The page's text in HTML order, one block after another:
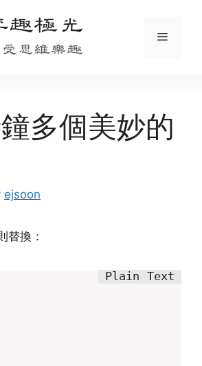
趣極光
思維樂趣
Menu
多個美妙的
ejsoon
替換：